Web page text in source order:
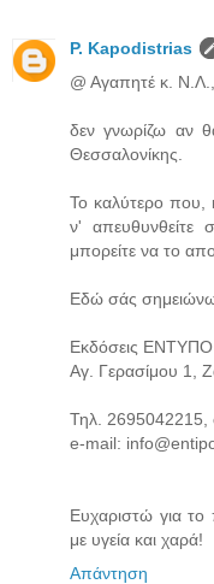
P. Kapodistrias
@ Αγαπητέ κ. Ν.Λ.,
δεν γνωρίζω αν
Θεσσαλονίκης.
Το καλύτερο που,
ν' απευθυνθείτε
μπορείτε να το
Εδώ σάς σημειώνω
Εκδόσεις ΕΝΤΥΠΟ
Αγ. Γερασίμου 1,
Τηλ. 2695042215,
e-mail:
Ευχαριστώ για
με υγεία και χαρά!
Απάντηση